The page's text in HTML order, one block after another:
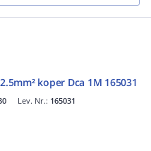
koper Dca 1M 165031
Lev. Nr.: 165031